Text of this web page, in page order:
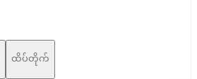
ထိပ်တိုက်